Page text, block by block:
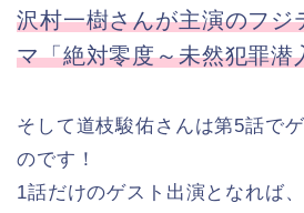
沢村一樹さんが主演のフジ
マ「絶対零度～未然犯罪潜
そして道枝駿佑さんは第5話で
のです！
1話だけのゲスト出演となれば